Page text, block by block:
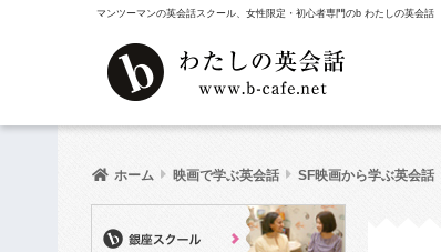
マンツーマンの英会話スクール、女性限定・初心者専門のb わたしの英会話
ホーム 映画で学ぶ英会話 SF映画から学ぶ英会話